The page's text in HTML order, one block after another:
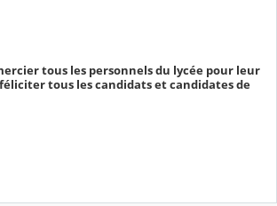
tous les personnels du lycée pour leur
tous les candidats et candidates de
2025.